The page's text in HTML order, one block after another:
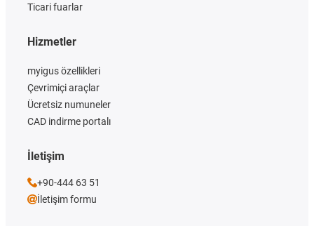
Ticari fuarlar
Hizmetler
myigus özellikleri
Çevrimiçi araçlar
Ücretsiz numuneler
CAD indirme portalı
İletişim
+90-444 63 51
İletişim formu